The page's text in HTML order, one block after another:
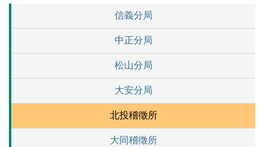
信義分局
中正分局
松山分局
大安分局
北投稽徵所
大同稽徵所